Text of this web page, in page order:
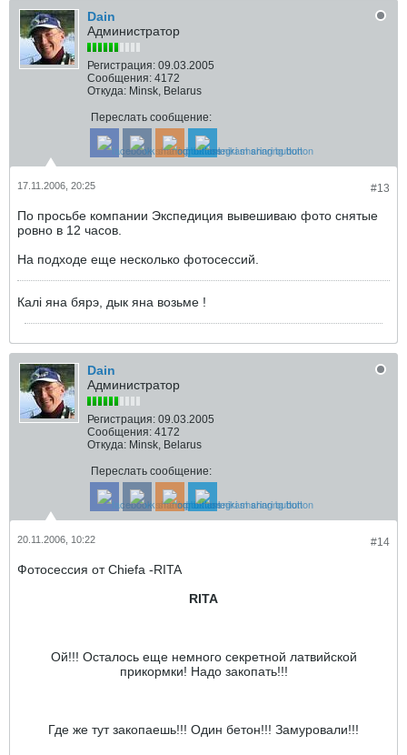
Dain
Администратор
Регистрация: 09.03.2005
Сообщения: 4172
Откуда: Minsk, Belarus
Переслать сообщение:
#13
17.11.2006, 20:25
По просьбе компании Экспедиция вывешиваю фото снятые
ровно в 12 часов.
На подходе еще несколько фотосессий.
Калi яна бярэ, дык яна возьме !
Dain
Администратор
Регистрация: 09.03.2005
Сообщения: 4172
Откуда: Minsk, Belarus
Переслать сообщение:
#14
20.11.2006, 10:22
Фотосессия от Chiefa -RITA
RITA
Ой!!! Осталось еще немного секретной латвийской
прикормки! Надо закопать!!!
Где же тут закопаешь!!! Один бетон!!! Замуровали!!!